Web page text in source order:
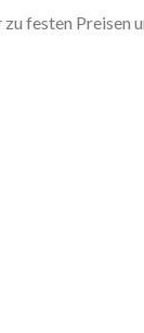
festen Preisen